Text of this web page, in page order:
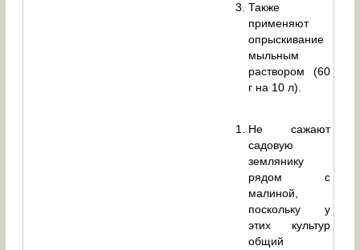
Также
применяют
опрыскивание
мыльным
раствором (60
г на 10 л).
Не сажают
садовую
землянику
рядом с
малиной,
поскольку у
этих культур
общий